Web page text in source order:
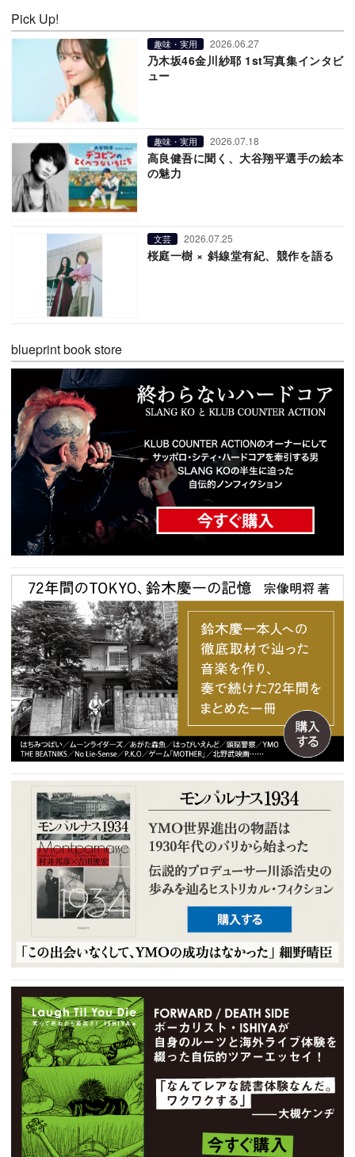
Pick Up!
趣味・実用 2026.06.27
乃木坂46金川紗耶 1st写真集インタビ
ュー
趣味・実用 2026.07.18
高良健吾に聞く、大谷翔平選手の絵本
の魅力
文芸 2026.07.25
桜庭一樹 × 斜線堂有紀、競作を語る
blueprint book store